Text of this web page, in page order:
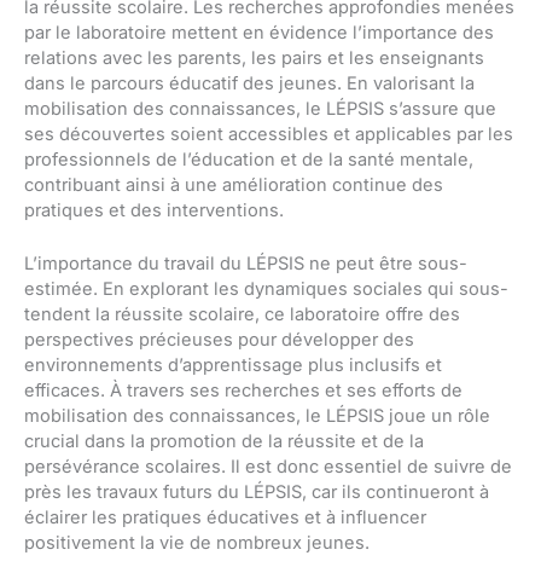
la réussite scolaire. Les recherches approfondies menées
par le laboratoire mettent en évidence l’importance des
relations avec les parents, les pairs et les enseignants
dans le parcours éducatif des jeunes. En valorisant la
mobilisation des connaissances, le LÉPSIS s’assure que
ses découvertes soient accessibles et applicables par les
professionnels de l’éducation et de la santé mentale,
contribuant ainsi à une amélioration continue des
pratiques et des interventions.
L’importance du travail du LÉPSIS ne peut être sous-
estimée. En explorant les dynamiques sociales qui sous-
tendent la réussite scolaire, ce laboratoire offre des
perspectives précieuses pour développer des
environnements d’apprentissage plus inclusifs et
efficaces. À travers ses recherches et ses efforts de
mobilisation des connaissances, le LÉPSIS joue un rôle
crucial dans la promotion de la réussite et de la
persévérance scolaires. Il est donc essentiel de suivre de
près les travaux futurs du LÉPSIS, car ils continueront à
éclairer les pratiques éducatives et à influencer
positivement la vie de nombreux jeunes.